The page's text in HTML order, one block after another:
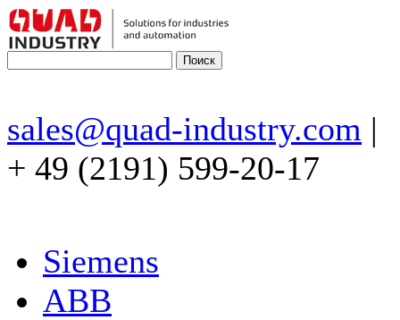
sales@quad-industry.com |
+ 49 (2191) 599-20-17
Siemens
ABB